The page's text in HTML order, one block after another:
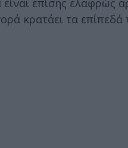
επίσης ελαφρώς
κρατάει τα επίπεδά